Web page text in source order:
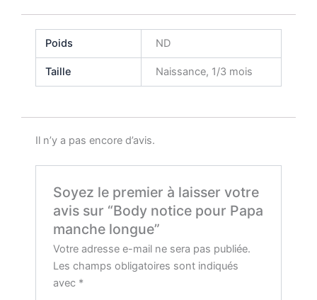
Poids ND
Taille Naissance, 1/3 mois
Il n’y a pas encore d’avis.
Soyez le premier à laisser votre
avis sur “Body notice pour Papa
manche longue”
Votre adresse e-mail ne sera pas publiée.
Les champs obligatoires sont indiqués
avec *